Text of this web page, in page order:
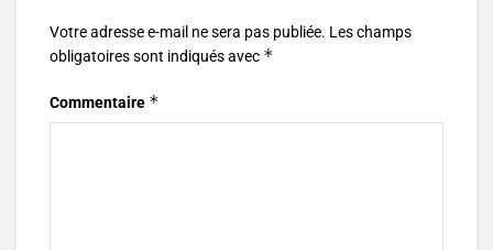
Votre adresse e-mail ne sera pas publiée. Les champs
obligatoires sont indiqués avec *
Commentaire *